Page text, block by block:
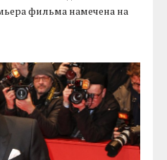
фильма намечена на